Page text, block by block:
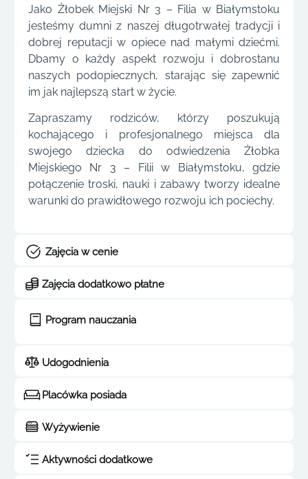
Jako Żłobek Miejski Nr 3 – Filia w Białymstoku
jesteśmy dumni z naszej długotrwałej tradycji i
dobrej reputacji w opiece nad małymi dziećmi.
Dbamy o każdy aspekt rozwoju i dobrostanu
naszych podopiecznych, starając się zapewnić
im jak najlepszą start w życie.
Zapraszamy rodziców, którzy poszukują
kochającego i profesjonalnego miejsca dla
swojego dziecka do odwiedzenia Żłobka
Miejskiego Nr 3 – Filii w Białymstoku, gdzie
połączenie troski, nauki i zabawy tworzy idealne
warunki do prawidłowego rozwoju ich pociechy.
Zajęcia w cenie
Zajęcia dodatkowo płatne
Program nauczania
Udogodnienia
Placówka posiada
Wyżywienie
Aktywności dodatkowe